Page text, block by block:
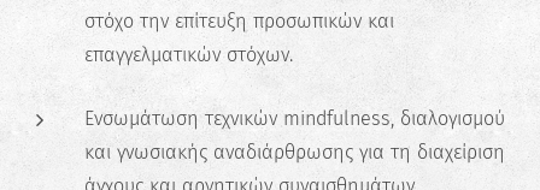
στόχο την επίτευξη προσωπικών και
επαγγελματικών στόχων.
Ενσωμάτωση τεχνικών mindfulness, διαλογισμού
και γνωσιακής αναδιάρθρωσης για τη διαχείριση